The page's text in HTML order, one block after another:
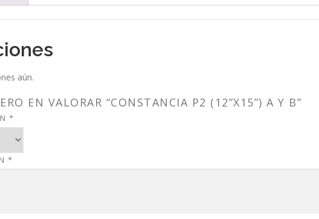
aún.
EN VALORAR “CONSTANCIA P2 (12”X15”) A Y B”
*
*